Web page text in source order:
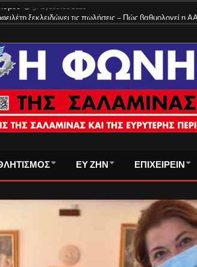
3 Αυγούστου 2026
ΕΥ ΖΗΝ ΕΠΙΧΕΙΡΕΙΝ